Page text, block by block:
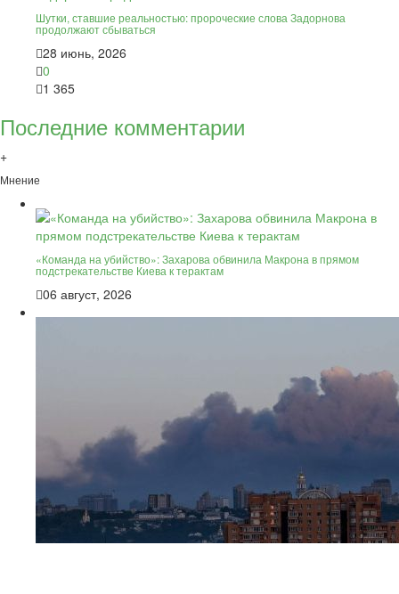
Шутки, ставшие реальностью: пророческие слова Задорнова
продолжают сбываться
28 июнь, 2026
0
1 365
Последние комментарии
+
Мнение
«Команда на убийство»: Захарова обвинила Макрона в прямом
подстрекательстве Киева к терактам
06 август, 2026